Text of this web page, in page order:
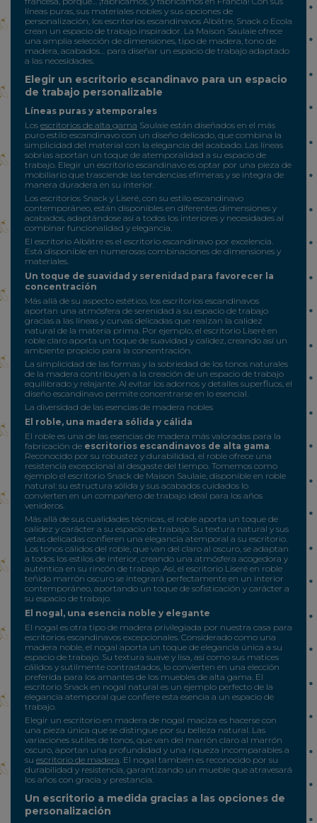
líneas puras, sus materiales nobles y sus opciones de
personalización, los escritorios escandinavos Albâtre, Snack o Ecola
crean un espacio de trabajo inspirador. La Maison Saulaie ofrece
una amplia selección de dimensiones, tipo de madera, tono de
madera, acabados… para diseñar un espacio de trabajo adaptado
a las necesidades.
Elegir un escritorio escandinavo para un espacio
de trabajo personalizable
Líneas puras y atemporales
Los escritorios de alta gama Saulaie están diseñados en el más
puro estilo escandinavo con un diseño delicado, que combina la
simplicidad del material con la elegancia del acabado. Las líneas
sobrias aportan un toque de atemporalidad a su espacio de
trabajo. Elegir un escritorio escandinavo es optar por una pieza de
mobiliario que trasciende las tendencias efímeras y se integra de
manera duradera en su interior.
Los escritorios Snack y Liseré, con su estilo escandinavo
contemporáneo, están disponibles en diferentes dimensiones y
acabados, adaptándose así a todos los interiores y necesidades al
combinar funcionalidad y elegancia.
El escritorio Albâtre es el escritorio escandinavo por excelencia.
Está disponible en numerosas combinaciones de dimensiones y
materiales.
Un toque de suavidad y serenidad para favorecer la
concentración
Más allá de su aspecto estético, los escritorios escandinavos
aportan una atmósfera de serenidad a su espacio de trabajo
gracias a las líneas y curvas delicadas que realzan la calidez
natural de la materia prima. Por ejemplo, el escritorio Liseré en
roble claro aporta un toque de suavidad y calidez, creando así un
ambiente propicio para la concentración.
La simplicidad de las formas y la sobriedad de los tonos naturales
de la madera contribuyen a la creación de un espacio de trabajo
equilibrado y relajante. Al evitar los adornos y detalles superfluos, el
diseño escandinavo permite concentrarse en lo esencial.
La diversidad de las esencias de madera nobles
El roble, una madera sólida y cálida
El roble es una de las esencias de madera más valoradas para la
fabricación de escritorios escandinavos de alta gama.
Reconocido por su robustez y durabilidad, el roble ofrece una
resistencia excepcional al desgaste del tiempo. Tomemos como
ejemplo el escritorio Snack de Maison Saulaie, disponible en roble
natural: su estructura sólida y sus acabados cuidados lo
convierten en un compañero de trabajo ideal para los años
venideros.
Más allá de sus cualidades técnicas, el roble aporta un toque de
calidez y carácter a su espacio de trabajo. Su textura natural y sus
vetas delicadas confieren una elegancia atemporal a su escritorio.
Los tonos cálidos del roble, que van del claro al oscuro, se adaptan
a todos los estilos de interior, creando una atmósfera acogedora y
auténtica en su rincón de trabajo. Así, el escritorio Liseré en roble
teñido marrón oscuro se integrará perfectamente en un interior
contemporáneo, aportando un toque de sofisticación y carácter a
su espacio de trabajo.
El nogal, una esencia noble y elegante
El nogal es otra tipo de madera privilegiada por nuestra casa para
escritorios escandinavos excepcionales. Considerado como una
madera noble, el nogal aporta un toque de elegancia única a su
espacio de trabajo. Su textura suave y lisa, así como sus matices
cálidos y sutilmente contrastados, lo convierten en una elección
preferida para los amantes de los muebles de alta gama. El
escritorio Snack en nogal natural es un ejemplo perfecto de la
elegancia atemporal que confiere esta esencia a un espacio de
trabajo.
Elegir un escritorio en madera de nogal maciza es hacerse con
una pieza única que se distingue por su belleza natural. Las
variaciones sutiles de tonos, que van del marrón claro al marrón
oscuro, aportan una profundidad y una riqueza incomparables a
su escritorio de madera. El nogal también es reconocido por su
durabilidad y resistencia, garantizando un mueble que atravesará
los años con gracia y prestancia.
Un escritorio a medida gracias a las opciones de
personalización